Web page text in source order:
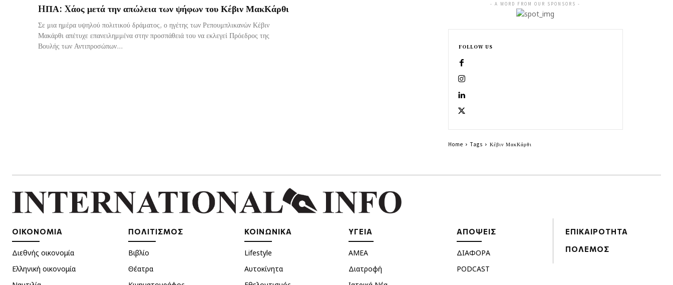
HΠΑ: Xάος μετά την απώλεια των ψήφων του Κέβιν ΜακΚάρθι
Σε μια ημέρα υψηλού πολιτικού δράματος, ο ηγέτης των Ρεπουμπλικανών Κέβιν
Μακάρθι απέτυχε επανειλημμένα στην προσπάθειά του να εκλεγεί Πρόεδρος της
Βουλής των Αντιπροσώπων...
- A WORD FROM OUR SPONSORS -
FOLLOW US
Home Tags Κέβιν ΜακΚάρθι
ΟΙΚΟΝΟΜΙΑ
Διεθνής οικονομία
Ελληνική οικονομία
ΠΟΛΙΤΙΣΜΟΣ
Βιβλίο
Θέατρα
ΚΟΙΝΩΝΙΚΑ
Lifestyle
Αυτοκίνητα
ΥΓΕΙΑ
ΑΜΕΑ
Διατροφή
ΑΠΟΨΕΙΣ
ΔΙΑΦΟΡΑ
PODCAST
ΕΠΙΚΑΙΡΟΤΗΤΑ
ΠΟΛΕΜΟΣ